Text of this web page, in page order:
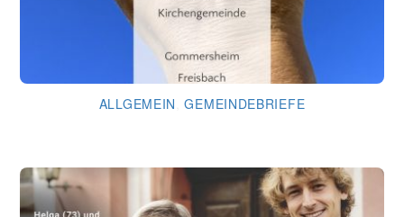
ALLGEMEIN ,GEMEINDEBRIEFE